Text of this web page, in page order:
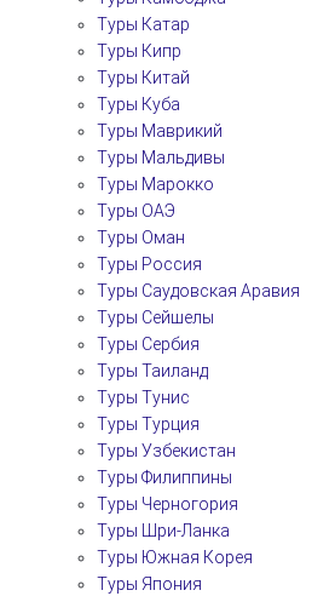
Туры Катар
Туры Кипр
Туры Китай
Туры Куба
Туры Маврикий
Туры Мальдивы
Туры Марокко
Туры ОАЭ
Туры Оман
Туры Россия
Туры Саудовская Аравия
Туры Сейшелы
Туры Сербия
Туры Таиланд
Туры Тунис
Туры Турция
Туры Узбекистан
Туры Филиппины
Туры Черногория
Туры Шри-Ланка
Туры Южная Корея
Туры Япония